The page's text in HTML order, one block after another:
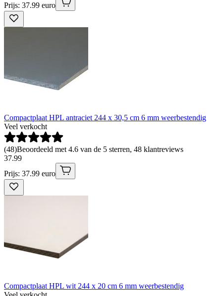
Prijs: 37.99 euro
Compactplaat HPL antraciet 244 x 30,5 cm 6 mm weerbestendig
Veel verkocht
(48)Beoordeeld met 4.6 van de 5 sterren, 48 klantreviews
37.99
Prijs: 37.99 euro
Compactplaat HPL wit 244 x 20 cm 6 mm weerbestendig